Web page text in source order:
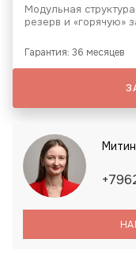
Модульная
резерв и «горячую»
Гарантия: 36 месяцев